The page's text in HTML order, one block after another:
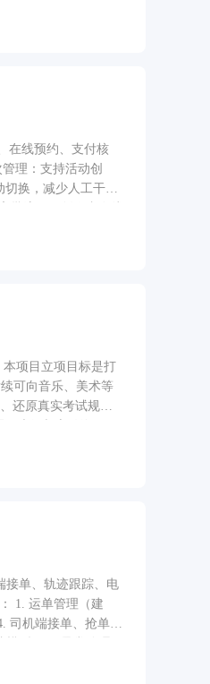
心购物闭环，包含
、微信支付唤起及
在线预约、支付核
切换，减少人工干
与人、批量导入、
项目立项目标是打
可向音乐、美术等
还原真实考试规则
接单、轨迹跟踪、电
司机端接单、抢单与